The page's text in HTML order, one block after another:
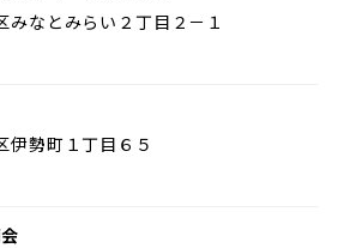
なとみらい２丁目２－１
勢町１丁目６５